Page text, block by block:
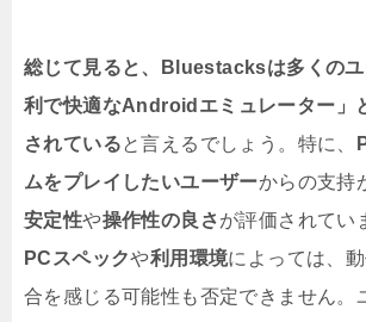
総じて見ると、Bluestacksは多くの
利で快適なAndroidエミュレーター」
されていると言えるでしょう。特に、
ムをプレイしたいユーザーからの支持
安定性や操作性の良さが評価されてい
PCスペックや利用環境によっては、
合を感じる可能性も否定できません。